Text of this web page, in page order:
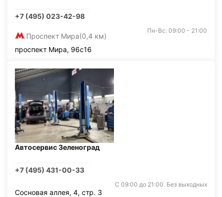
+7 (495) 023-42-98
Проспект Мира(0,4 км)
Пн-Вс: 09:00 - 21:00
проспект Мира, 96с16
Автосервис Зеленоград
+7 (495) 431-00-33
С 09:00 до 21:00. Без выходных
Сосновая аллея, 4, стр. 3